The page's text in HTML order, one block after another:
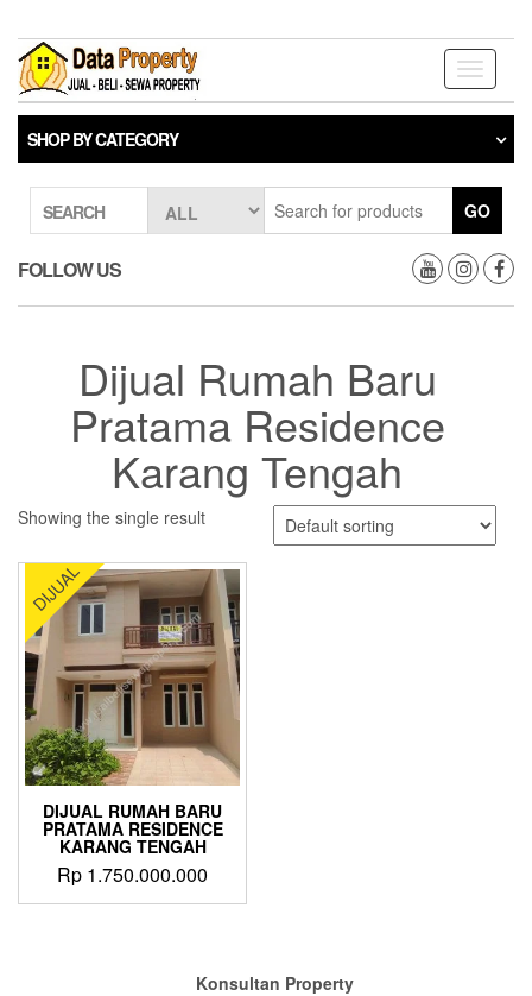
the
content
Toggle
SHOP BY CATEGORY
SEARCH GO
FOLLOW US
Dijual Rumah Baru
Pratama Residence
Karang Tengah
Showing the single result
DIJUAL
DIJUAL RUMAH BARU
PRATAMA RESIDENCE
KARANG TENGAH
Rp 1.750.000.000
Konsultan Property